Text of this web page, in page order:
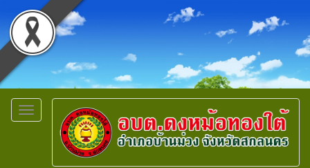
Toggle
navigation